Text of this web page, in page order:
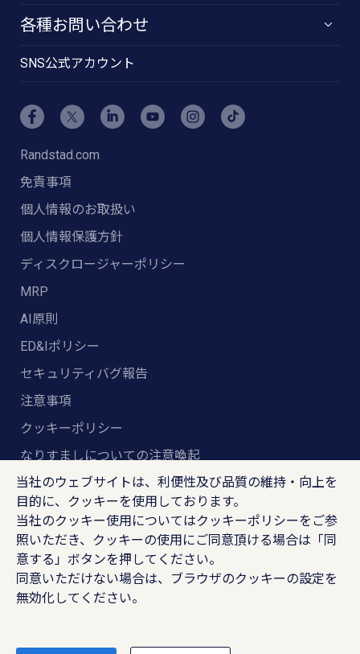
各種お問い合わせ
SNS公式アカウント
Randstad.com
免責事項
個人情報のお取扱い
個人情報保護方針
ディスクロージャーポリシー
MRP
AI原則
ED&Iポリシー
セキュリティバグ報告
注意事項
クッキーポリシー
なりすましについての注意喚起
グローバル安全衛生ポリシー
マルチステークホルダー方針
ランスタッド株式会社
〒102-8578 東京都千代田区紀尾井町4-1 ニューオー
タニガーデンコート21F
当社のウェブサイトは、利便性及び品質の維持・向上を
目的に、クッキーを使用しております。
当社のクッキー使用についてはクッキーポリシーをご参
照いただき、クッキーの使用にご同意頂ける場合は「同
意する」ボタンを押してください。
同意いただけない場合は、ブラウザのクッキーの設定を
無効化してください。